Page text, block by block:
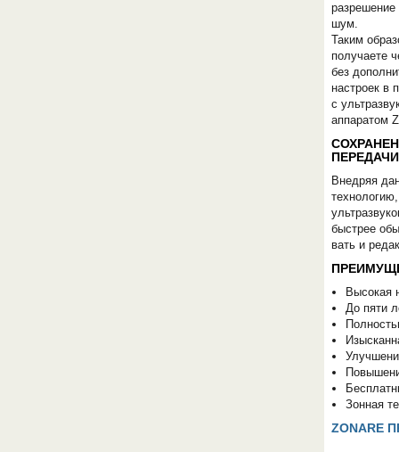
ОБОРУДОВАНИЯ МЕДКОМ
шум.
Таким
получаете
без
настроек в
с
аппаратом
Внедряя
быстрее
вать и
Высокая
До пяти
Зонная
ZONARE